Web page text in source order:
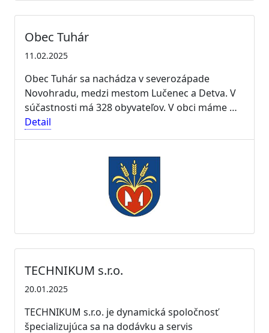
Obec Tuhár
11.02.2025
Obec Tuhár sa nachádza v severozápade
Novohradu, medzi mestom Lučenec a Detva. V
súčastnosti má 328 obyvateľov. V obci máme …
Detail
TECHNIKUM s.r.o.
20.01.2025
TECHNIKUM s.r.o. je dynamická spoločnosť
špecializujúca sa na dodávku a servis